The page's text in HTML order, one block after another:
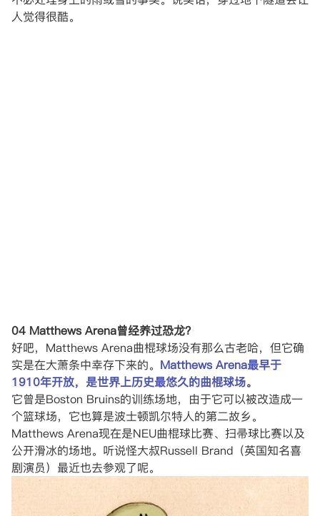
人觉得很酷。
04 Matthews Arena曾经养过恐龙？
好吧，Matthews Arena曲棍球场没有那么古老哈，但它确
实是在大萧条中幸存下来的。 Matthews Arena最早于
1910年开放，是世界上历史最悠久的曲棍球场。
它曾是Boston Bruins的训练场地，由于它可以被改造成一
个篮球场，它也算是波士顿凯尔特人的第二故乡。
Matthews Arena现在是NEU曲棍球比赛、扫帚球比赛以及
公开滑冰的场地。听说怪大叔Russell Brand（英国知名喜
剧演员）最近也去参观了呢。